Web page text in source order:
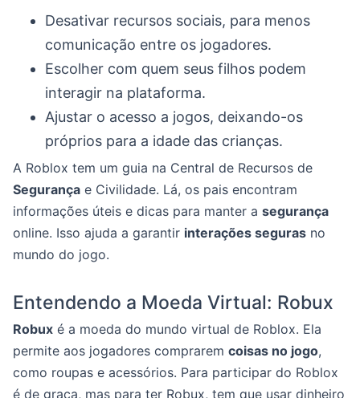
Desativar recursos sociais, para menos
comunicação entre os jogadores.
Escolher com quem seus filhos podem
interagir na plataforma.
Ajustar o acesso a jogos, deixando-os
próprios para a idade das crianças.
A Roblox tem um guia na Central de Recursos de
Segurança e Civilidade. Lá, os pais encontram
informações úteis e dicas para manter a segurança
online. Isso ajuda a garantir interações seguras no
mundo do jogo.
Entendendo a Moeda Virtual: Robux
Robux é a moeda do mundo virtual de Roblox. Ela
permite aos jogadores comprarem coisas no jogo,
como roupas e acessórios. Para participar do Roblox
é de graça, mas para ter Robux, tem que usar dinheiro